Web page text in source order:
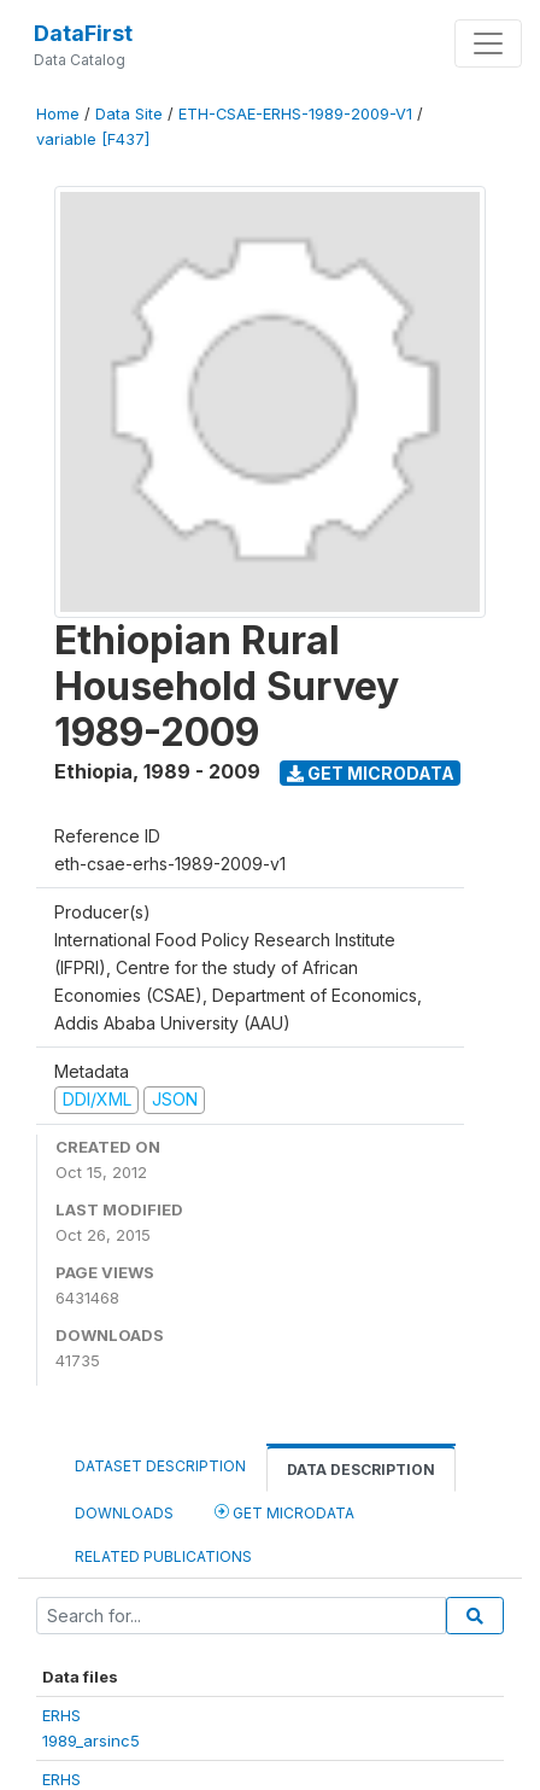
DataFirst
Data Catalog
Home / Data Site / ETH-CSAE-ERHS-1989-2009-V1 /
variable [F437]
Ethiopian Rural
Household Survey
1989-2009
Ethiopia, 1989 - 2009 GET MICRODATA
Reference ID
eth-csae-erhs-1989-2009-v1
Producer(s)
International Food Policy Research Institute
(IFPRI), Centre for the study of African
Economies (CSAE), Department of Economics,
Addis Ababa University (AAU)
Metadata
DDI/XML
JSON
CREATED ON
Oct 15, 2012
LAST MODIFIED
Oct 26, 2015
PAGE VIEWS
6431468
DOWNLOADS
41735
DATASET DESCRIPTION DATA DESCRIPTION
DOWNLOADS GET MICRODATA
RELATED PUBLICATIONS
Data files
ERHS
1989_arsinc5
ERHS